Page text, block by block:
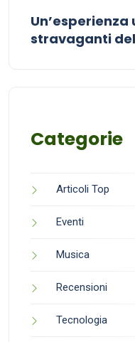
stravaganti
Categorie
Articoli Top
Eventi
Musica
Recensioni
Tecnologia